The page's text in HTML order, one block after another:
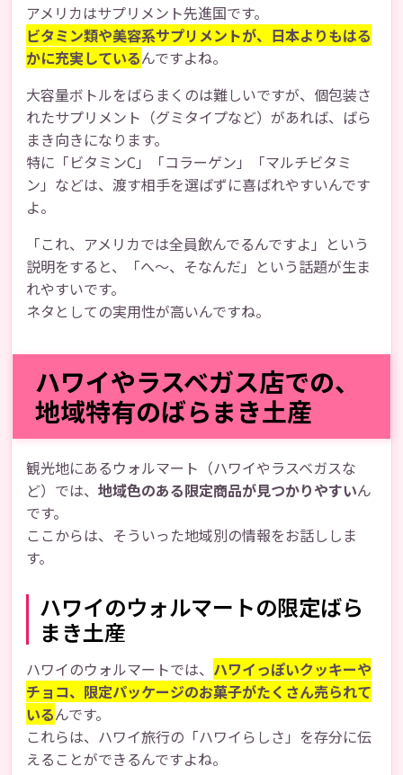
アメリカはサプリメント先進国です。
ビタミン類や美容系サプリメントが、日本よりもはる
かに充実しているんですよね。
大容量ボトルをばらまくのは難しいですが、個包装さ
れたサプリメント（グミタイプなど）があれば、ばら
まき向きになります。
特に「ビタミンC」「コラーゲン」「マルチビタミ
ン」などは、渡す相手を選ばずに喜ばれやすいんです
よ。
「これ、アメリカでは全員飲んでるんですよ」という
説明をすると、「へ～、そなんだ」という話題が生ま
れやすいです。
ネタとしての実用性が高いんですね。
ハワイやラスベガス店での、
地域特有のばらまき土産
観光地にあるウォルマート（ハワイやラスベガスな
ど）では、 地域色のある限定商品が見つかりやすいん
です。
ここからは、そういった地域別の情報をお話ししま
す。
ハワイのウォルマートの限定ばら
まき土産
ハワイのウォルマートでは、 ハワイっぽいクッキーや
チョコ、限定パッケージのお菓子がたくさん売られて
いるんです。
これらは、ハワイ旅行の「ハワイらしさ」を存分に伝
えることができるんですよね。